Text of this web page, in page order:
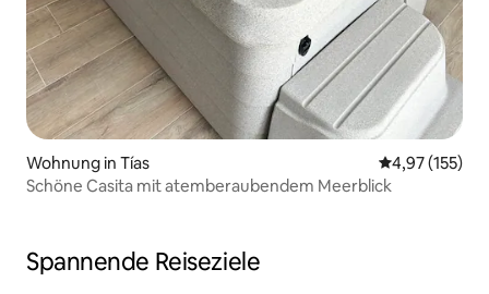
Wohnung in Tías
4,97 (155)
Schöne Casita mit atemberaubendem Meerblick
Spannende Reiseziele